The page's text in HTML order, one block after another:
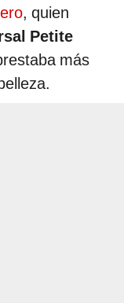
, quien
Petite
más